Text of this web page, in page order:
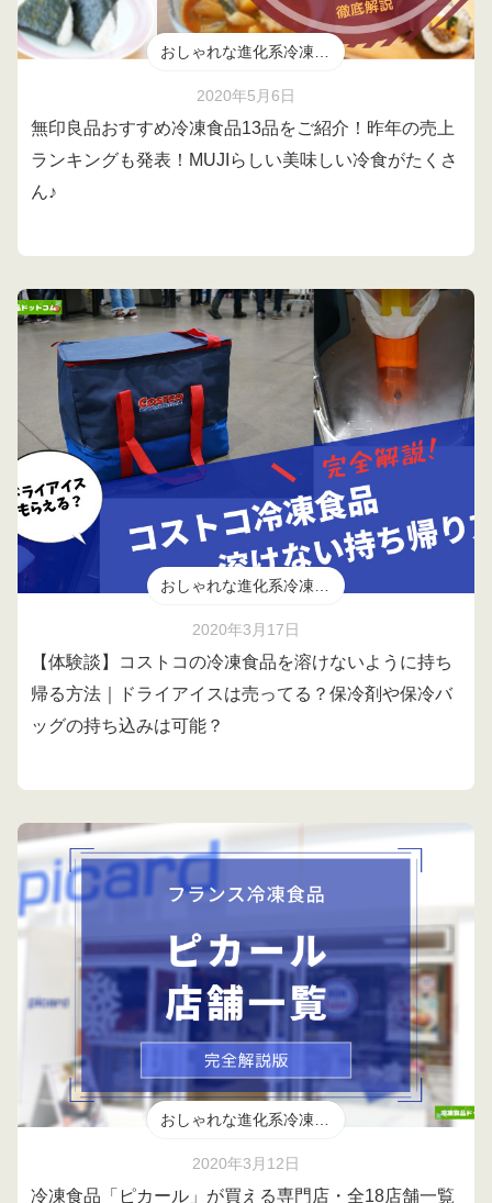
2020年5月6日
無印良品おすすめ冷凍食品13品をご紹介！昨年の売上
ランキングも発表！MUJIらしい美味しい冷食がたくさ
ん♪
2020年3月17日
【体験談】コストコの冷凍食品を溶けないように持ち
帰る方法｜ドライアイスは売ってる？保冷剤や保冷バ
ッグの持ち込みは可能？
おしゃれな進化系冷凍食品
2020年3月12日
冷凍食品「ピカール」が買える専門店・全18店舗一覧